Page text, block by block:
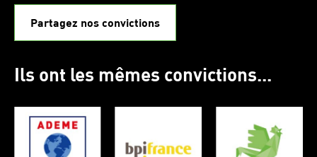
Partagez nos convictions
Ils ont les mêmes convictions...